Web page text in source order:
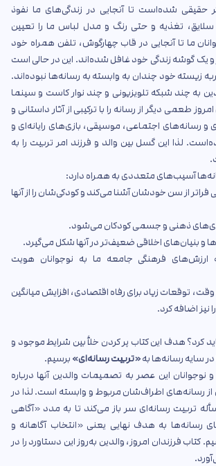
حقیقی شده‌است تا آنجایی در زندگی‌های ما نفوذ
تغذیه و حتی رنگ و مدل لباس ما را تعیین
ما تا آنجایی در قاب چهار‌گوش، تلفن همراه خود
و یک گوشه زندگی خود غافل شده‌اند. این در حالی است
زیسته خود چندان به وابسته به رسانه‌ها نبوده‌اند.
به چند شبکه تلویزیونی و چند نوار کاست و سینما
طعمی دیگر از رسانه را با ترکیبی از آثار داستانی و
رسانه‌های اجتماعی، موسیقی، بازی‌های رایانه‌ای و
لذا این گسل بین والد و فرزند امر تربیت را به
آسیب‌های متعددی به همراه دارد:
فراتر از سن خودشان آشنا می‌کند و کودکی‌شان را از آنها
ذهنی و جسمی کودکان می‌شود.
و بنیان‌های اخلاقی ضعیف‌تر در آنها شکل می‌گیرد.
ارزش‌های فرهنگی جامعه ما به نوجوانان هویت
وقت، توقعات زیاد برای رفاه اقتصادی، افزایش میانگین
نیز اضافه کرد.
کرد؟ هدف این کتاب پر کردن خلأ بین شرایط موجود و
سایه رسانه‌ها به«تربیت رسانه‌ای» برسیم.
نوجوانان این عصر به تصمیمات والدین آنها درباره
از رسانه‌های اطراف‌شان مربوط و وابسته است. لذا در
تربیت رسانه‌ای سر باز می‌کند تا به مدد «آگاهی
رسانه‌ها به هدف نهایی یعنی «انتخاب آگاهانه و
کتاب فرزندان امروز، والدین به‌روز این دستاورد را در